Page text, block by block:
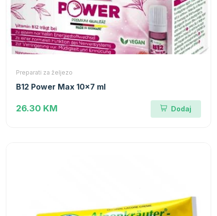
Preparati za željezo
B12 Power Max 10x7 ml
26.30 KM Dodaj